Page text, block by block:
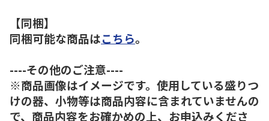
【同梱】
同梱可能な商品はこちら。
----その他のご注意----
※商品画像はイメージです。使用している盛りつ
けの器、小物等は商品内容に含まれていませんの
で、商品内容をお確かめの上、お申込みくださ